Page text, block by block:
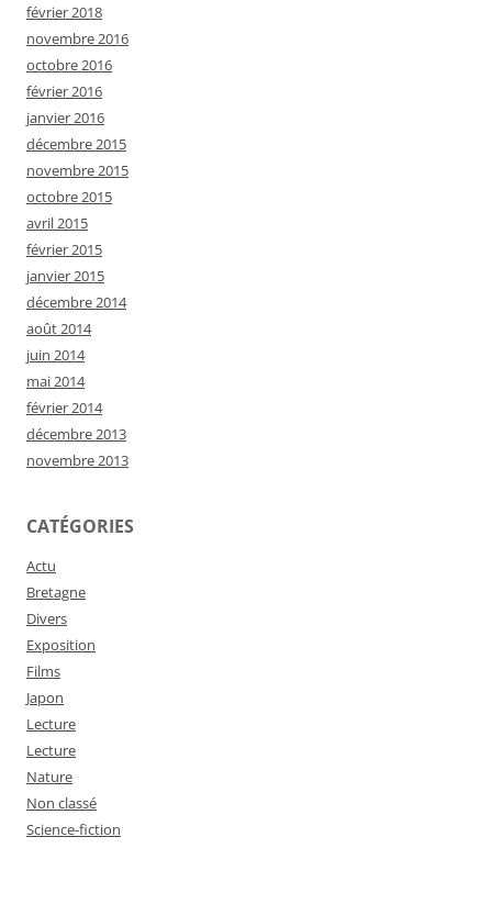
février 2018
novembre 2016
octobre 2016
février 2016
janvier 2016
décembre 2015
novembre 2015
octobre 2015
avril 2015
février 2015
janvier 2015
décembre 2014
août 2014
juin 2014
mai 2014
février 2014
décembre 2013
novembre 2013
CATÉGORIES
Actu
Bretagne
Divers
Exposition
Films
Japon
Lecture
Lecture
Nature
Non classé
Science-fiction